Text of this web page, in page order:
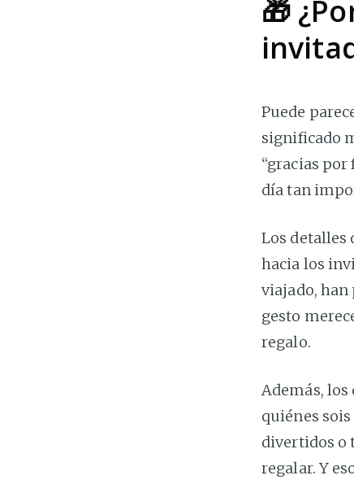
🎁
Puede
significado
“gracias
día tan
Los detalles
hacia los
viajado, han
gesto
regalo.
Además,
quiénes
divertidos o
regalar. Y